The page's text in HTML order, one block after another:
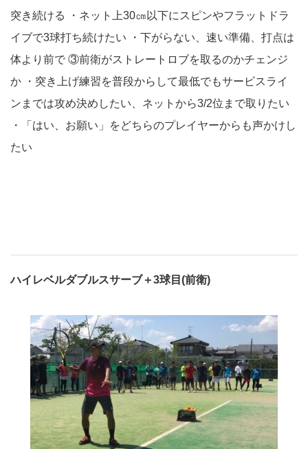
突き続ける ・ネット上30㎝以下にスピンやフラットドラ
イブで3球打ち続けたい ・下がらない、速い準備、打点は
体より前で ③前衛がストレートロブを取るのかチェンジ
か ・突き上げ練習を普段からして最低でもサービスライ
ンまでは攻め決めしたい、ネットから3/2位まで取りたい
・「はい、お願い」をどちらのプレイヤーからも声かけし
たい
ハイレベルダブルスサーブ＋3球目(前衛)